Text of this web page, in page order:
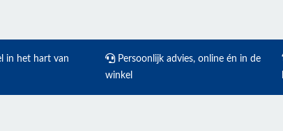
in het hart van
Persoonlijk advies, online én in de
winkel